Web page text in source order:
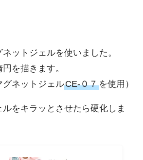
ットジェルを使いました。
を描きます。
グネットジェルCE-０７を使用）
をキラッとさせたら硬化しま